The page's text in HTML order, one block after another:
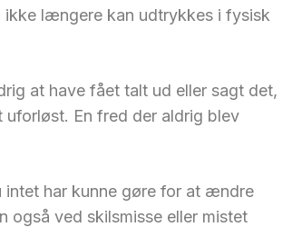
længere kan udtrykkes i fysisk
at have fået talt ud eller sagt det,
En fred der aldrig blev
intet har kunne gøre for at ændre
ved skilsmisse eller mistet